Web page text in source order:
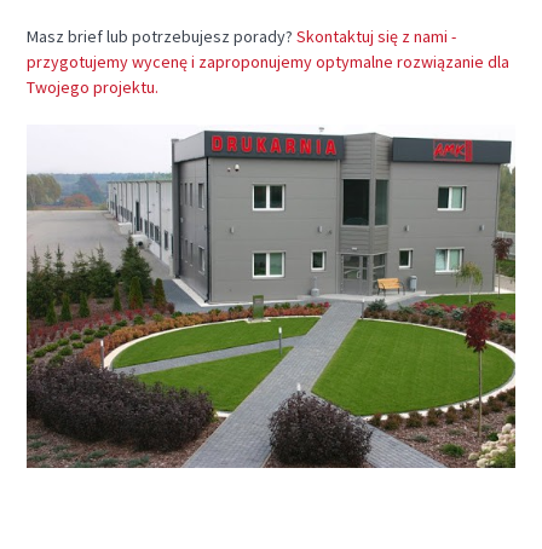
Masz brief lub potrzebujesz porady?Skontaktuj się z nami -
przygotujemy wycenę i zaproponujemy optymalne rozwiązanie dla
Twojego projektu.